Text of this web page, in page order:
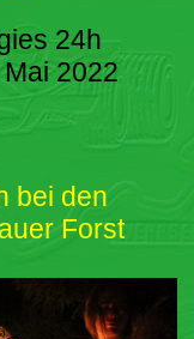
24h
2022
bei den
Forst